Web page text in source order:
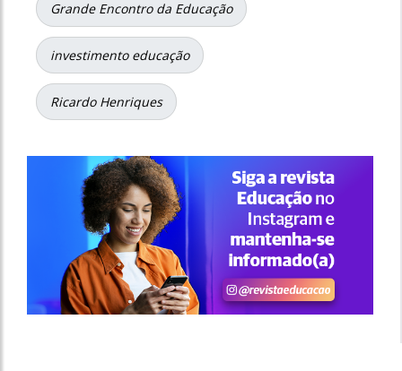
Grande Encontro da Educação
investimento educação
Ricardo Henriques